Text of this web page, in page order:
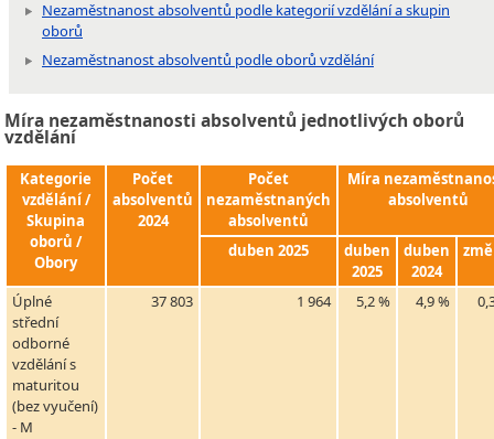
Nezaměstnanost absolventů podle kategorií vzdělání a skupin
oborů
Nezaměstnanost absolventů podle oborů vzdělání
Míra nezaměstnanosti absolventů jednotlivých oborů
vzdělání
Kategorie
vzdělání /
Skupina
oborů /
Obory
Počet
absolventů
2024
Počet
nezaměstnaných
absolventů
Míra
absolventů
duben 2025
duben
2025
duben
2024
Úplné
střední
odborné
vzdělání s
maturitou
(bez vyučení)
- M
37 803 1 964 5,2 % 4,9 %